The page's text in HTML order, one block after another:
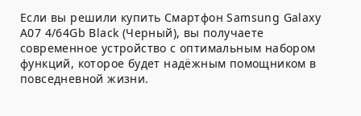
Если вы решили купить Смартфон Samsung Galaxy
A07 4/64Gb Black (Черный), вы получаете
современное устройство с оптимальным набором
функций, которое будет надёжным помощником в
повседневной жизни.